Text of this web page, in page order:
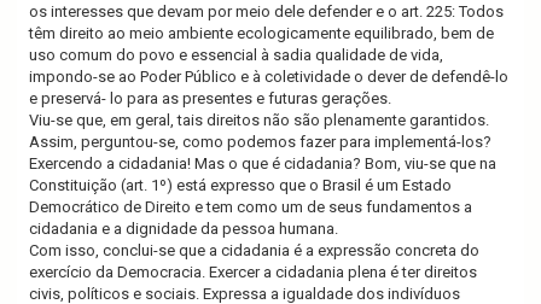
os interesses que devam por meio dele defender e o art. 225: Todos
têm direito ao meio ambiente ecologicamente equilibrado, bem de
uso comum do povo e essencial à sadia qualidade de vida,
impondo-se ao Poder Público e à coletividade o dever de defendê-lo
e preservá- lo para as presentes e futuras gerações.
Viu-se que, em geral, tais direitos não são plenamente garantidos.
Assim, perguntou-se, como podemos fazer para implementá-los?
Exercendo a cidadania! Mas o que é cidadania? Bom, viu-se que na
Constituição (art. 1º) está expresso que o Brasil é um Estado
Democrático de Direito e tem como um de seus fundamentos a
cidadania e a dignidade da pessoa humana.
Com isso, conclui-se que a cidadania é a expressão concreta do
exercício da Democracia. Exercer a cidadania plena é ter direitos
civis, políticos e sociais. Expressa a igualdade dos indivíduos